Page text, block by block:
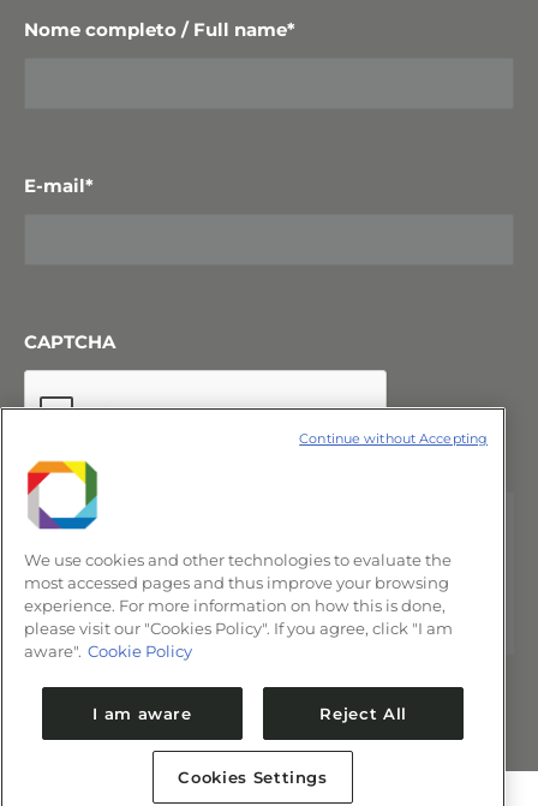
Nome completo / Full name*
E-mail*
CAPTCHA
We use cookies and other technologies to evaluate the
most accessed pages and thus improve your browsing
experience. For more information on how this is done,
please visit our "Cookies Policy". If you agree, click "I am
aware". Cookie Policy
I am aware Reject All
Cookies Settings
Continue without Accepting